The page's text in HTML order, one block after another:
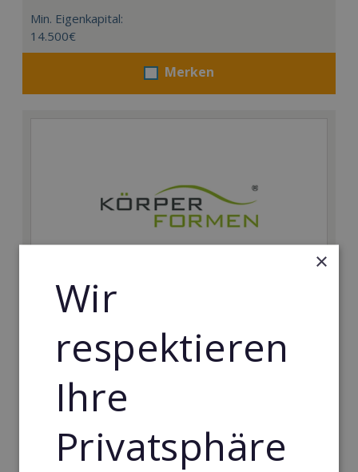
Min. Eigenkapital:
14.500€
Merken
Körperformen - Erfolg mit medizinisch erprobtem
EMS-Equipment. Hier mehr erfahren
Min. Eigenkapital:
5.000€
Merken
×
Wir
respektieren
Ihre
Privatsphäre